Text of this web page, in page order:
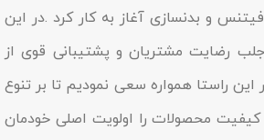
و بدنسازی آغاز به کار کرد .در این
رضایت مشتریان و پشتیبانی قوی از
راستا همواره سعی نمودیم تا بر تنوع
کیفیت محصولات را اولویت اصلی خودمان